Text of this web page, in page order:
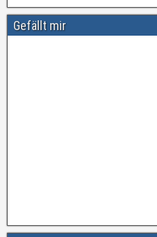
Gefällt mir
pic.twitter.com/cmFX…